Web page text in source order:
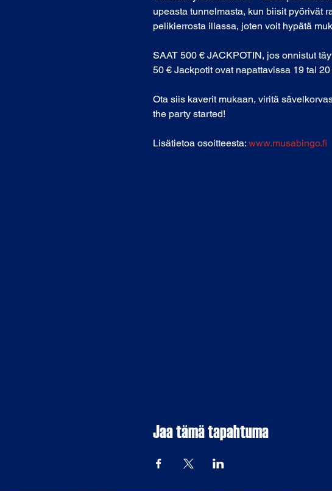
upeasta tunnelmasta, kun biisit pyörivät
pelikierrosta illassa, joten voit hypätä
SAAT 500 € JACKPOTIN, jos onnistut
50 € Jackpotit ovat napattavissa 19 tai
Ota siis kaverit mukaan, viritä
the party started!
Lisätietoa osoitteesta: www.musabingo.fi
Jaa tämä tapahtuma